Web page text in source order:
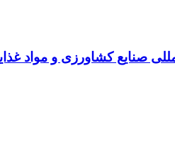
صنایع کشاورزی و مواد